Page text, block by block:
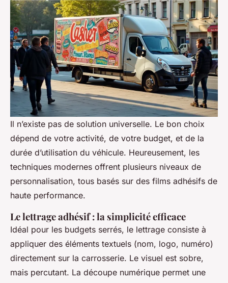
Il n’existe pas de solution universelle. Le bon choix
dépend de votre activité, de votre budget, et de la
durée d’utilisation du véhicule. Heureusement, les
techniques modernes offrent plusieurs niveaux de
personnalisation, tous basés sur des films adhésifs de
haute performance.
Le lettrage adhésif : la simplicité efficace
Idéal pour les budgets serrés, le lettrage consiste à
appliquer des éléments textuels (nom, logo, numéro)
directement sur la carrosserie. Le visuel est sobre,
mais percutant. La découpe numérique permet une